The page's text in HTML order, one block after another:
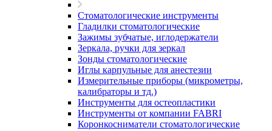
Стоматологические инструменты
Гладилки стоматологические
Зажимы зубчатые, иглодержатели
Зеркала, ручки для зеркал
Зонды стоматологические
Иглы карпульные для анестезии
Измерительные приборы (микрометры,
калибраторы и тд.)
Инструменты для остеопластики
Инструменты от компании FABRI
Коронкосниматели стоматологические